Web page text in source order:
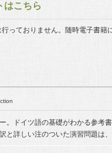
はこちら
っておりません。 随時電子書籍
。ドイツ語の基礎がわかる参考
と詳しい注のついた演習問題は